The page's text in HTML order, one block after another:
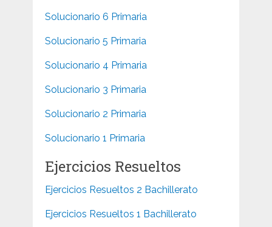
Solucionario 6 Primaria
Solucionario 5 Primaria
Solucionario 4 Primaria
Solucionario 3 Primaria
Solucionario 2 Primaria
Solucionario 1 Primaria
Ejercicios Resueltos
Ejercicios Resueltos 2 Bachillerato
Ejercicios Resueltos 1 Bachillerato